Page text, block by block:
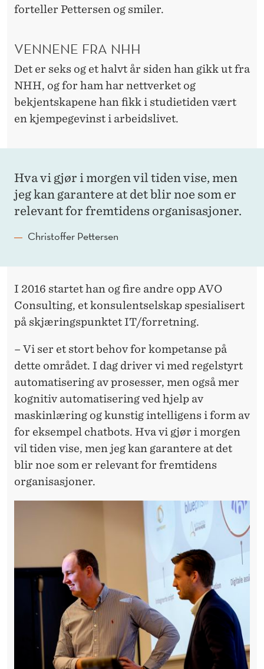
forteller Pettersen og smiler.
VENNENE FRA NHH
Det er seks og et halvt år siden han gikk ut fra
NHH, og for ham har nettverket og
bekjentskapene han fikk i studietiden vært
en kjempegevinst i arbeidslivet.
Hva vi gjør i morgen vil tiden vise, men
jeg kan garantere at det blir noe som er
relevant for fremtidens organisasjoner.
Christoffer Pettersen
I 2016 startet han og fire andre opp AVO
Consulting, et konsulentselskap spesialisert
på skjæringspunktet IT/forretning.
– Vi ser et stort behov for kompetanse på
dette området. I dag driver vi med regelstyrt
automatisering av prosesser, men også mer
kognitiv automatisering ved hjelp av
maskinlæring og kunstig intelligens i form av
for eksempel chatbots. Hva vi gjør i morgen
vil tiden vise, men jeg kan garantere at det
blir noe som er relevant for fremtidens
organisasjoner.